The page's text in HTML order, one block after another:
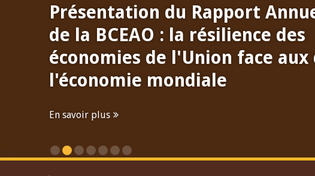
Présentation du Rapport
de la BCEAO : la résilience des
économies de l'Union face aux
l'économie mondiale
En savoir plus